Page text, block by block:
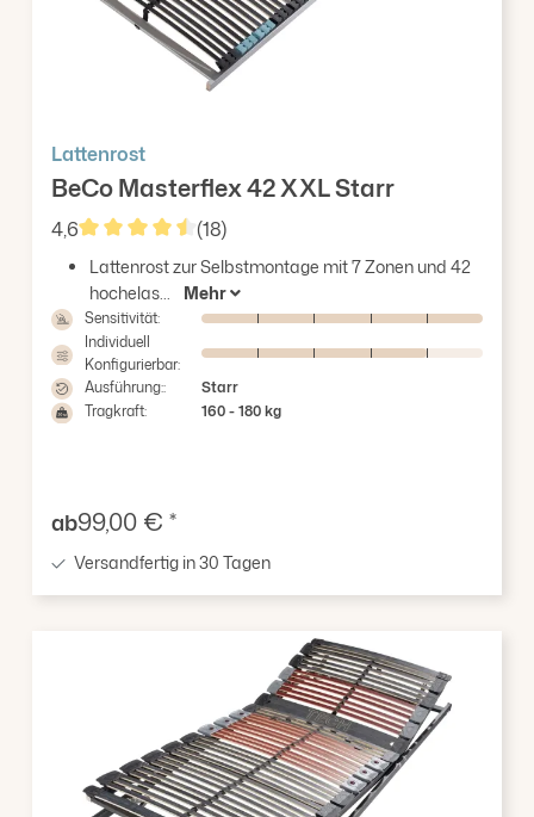
Lattenrost
BeCo Masterflex 42 XXL Starr
4,6
Durchschnittliche Bewertung von 4.56 von 5
(18)
Lattenrost zur Selbstmontage mit 7 Zonen und 42
hochelas...
Mehr
Sensitivität:
Individuell
Konfigurierbar:
Ausführung::
Starr
Tragkraft:
160 - 180 kg
Verkaufspreis:
ab99,00 € *
Versandfertig in 30 Tagen